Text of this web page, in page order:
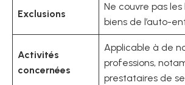
Exclusions
Ne couvre pas
biens de l’auto-
Activités
concernées
Applicable à de
professions,
prestataires de